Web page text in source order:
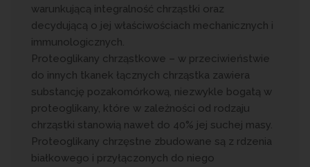
warunkującą integralność chrząstki oraz
decydującą o jej właściwościach mechanicznych i
immunologicznych.
Proteoglikany chrząstkowe – w przeciwieństwie
do innych tkanek łącznych chrząstka zawiera
substancję pozakomórkową, niezwykle bogatą w
proteoglikany, które w zależności od rodzaju
chrząstki stanowią nawet do 40% jej suchej masy.
Proteoglikany chrzęstne zbudowane są z rdzenia
białkowego i przyłączonych do niego